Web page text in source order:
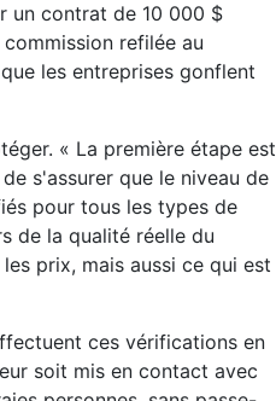
un contrat de 10 000 $
refilée au
les entreprises gonflent
« La première étape est
s'assurer que le niveau de
pour tous les types de
de la qualité réelle du
prix, mais aussi ce qui est
ces vérifications en
soit mis en contact avec